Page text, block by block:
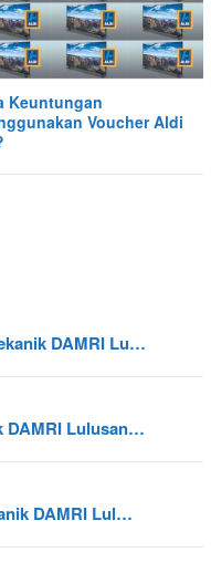
Keuntungan
Voucher Aldi
DAMRI Lu…
DAMRI Lulusan…
DAMRI Lul…